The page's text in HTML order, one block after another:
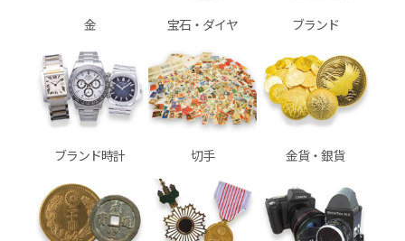
金 宝石・ダイヤ ブランド
ブランド時計 切手 金貨・銀貨